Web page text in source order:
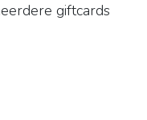
giftcards